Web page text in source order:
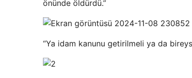
önünde öldürdü.”
“Ya idam kanunu getirilmeli ya da